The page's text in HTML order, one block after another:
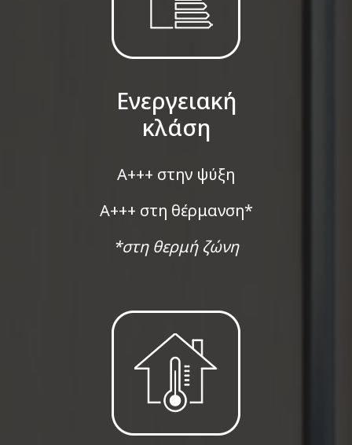
Ενεργειακή
κλάση
Α+++ στην ψύξη
Α+++ στη θέρμανση*
*στη θερμή ζώνη